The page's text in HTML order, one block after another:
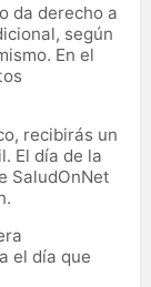
da derecho a
según
En el
recibirás un
El día de la
SaludOnNet
el día que